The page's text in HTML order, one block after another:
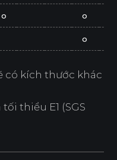
o o
o
có kích thước khác
thiểu E1 (SGS